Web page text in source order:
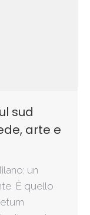
sud
arte e
un
È quello